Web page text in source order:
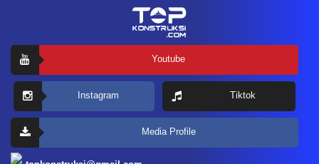
Youtube
Instagram Tiktok
Media Profile